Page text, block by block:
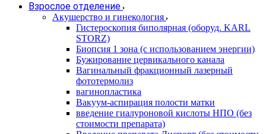
Взрослое отделение
Акушерство и гинекология
Гистероскопия биполярная (оборуд. KARL
STORZ)
Биопсия 1 зона (с использованием энергии)
Бужирование цервикального канала
Вагинальный фракционный лазерный
фототермолиз
вагинопластика
Вакуум-аспирация полости матки
введение гиалуроновой кислоты НПО (без
стоимости препарата)